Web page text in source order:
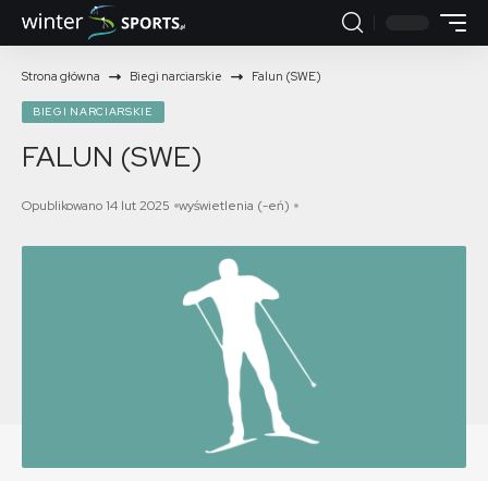
Strona główna Biegi narciarskie Falun (SWE)
BIEGI NARCIARSKIE
FALUN (SWE)
Opublikowano 14 lut 2025 wyświetlenia (-eń)